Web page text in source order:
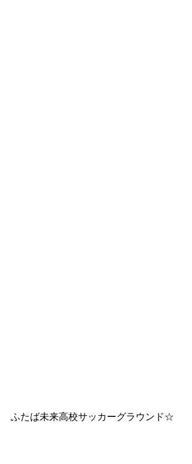
ふたば未来高校サッカーグラウンド☆